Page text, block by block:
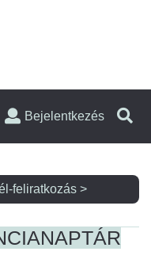
Bejelentkezés
feliratkozás >
NAPTÁR